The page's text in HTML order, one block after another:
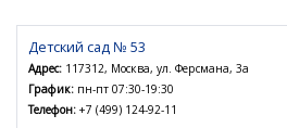
Детский сад № 53
Адрес: 117312, Москва, ул. Ферсмана, 3а
График: пн-пт 07:30-19:30
Телефон: +7 (499) 124-92-11